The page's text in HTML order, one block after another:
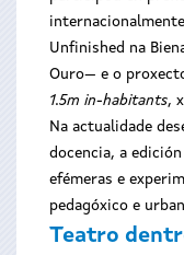
Unfinished na
Ouro— e o
1.5m in-habitants,
Na actualidade
docencia, a
efémeras e
pedagóxico e
Teatro